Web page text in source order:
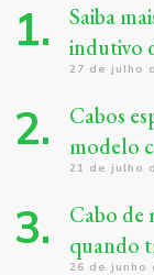
Saiba
indutivo
27 de julho
Cabos
modelo
21 de julho
Cabo de
quando
26 de junho